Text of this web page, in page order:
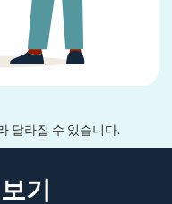
달라질 수 있습니다.
기